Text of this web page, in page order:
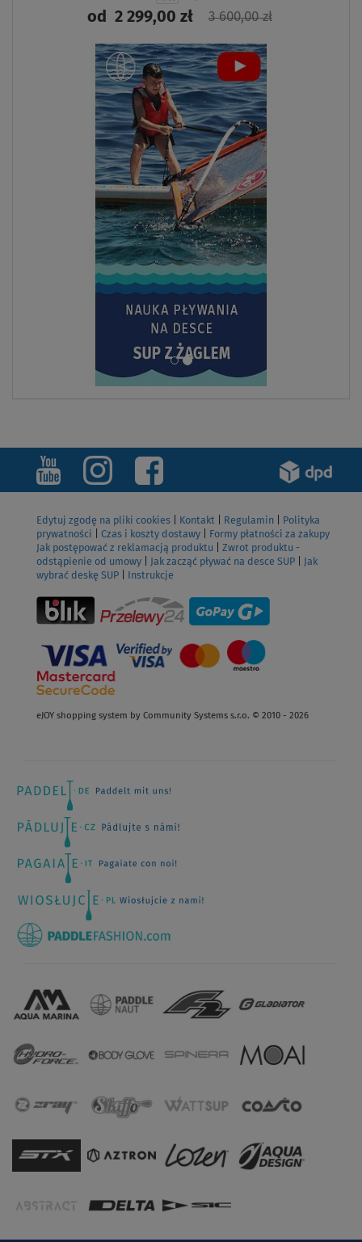
od2 299,00 zł 3 600,00 zł
ZOBACZ
Edytuj zgodę na pliki cookies Kontakt Regulamin
Polityka
prywatności
Czas i koszty dostawy
Formy płatności za zakupy
Jak postępować z reklamacją produktu
Zwrot produktu -
odstąpienie od umowy
Jak zacząć pływać na desce SUP
Jak
wybrać deskę SUP
Instrukcje
eJOY shopping system by Community Systems s.r.o. © 2010 - 2026